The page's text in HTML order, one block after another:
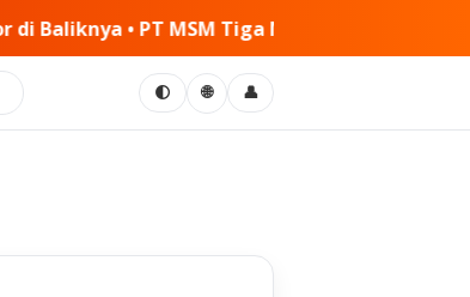
Satria: Dinamika Pelaksanaan
🌓 🌐 👤